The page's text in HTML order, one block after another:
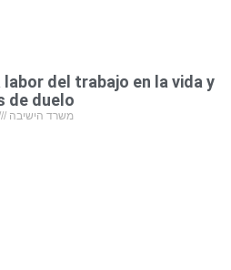
labor del trabajo en la vida y
de duelo
משרד הישיבה